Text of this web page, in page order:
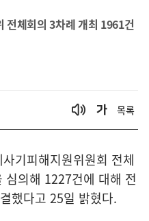
전체회의 3차례 개최 1961건
목록
기피해지원위원회 전체
의해 1227건에 대해 전
했다고 25일 밝혔다.